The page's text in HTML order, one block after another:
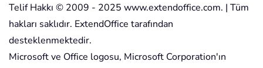
Telif Hakkı © 2009 - 2025 www.extendoffice.com. | Tüm
hakları saklıdır. ExtendOffice tarafından
desteklenmektedir.
Microsoft ve Office logosu, Microsoft Corporation'ın